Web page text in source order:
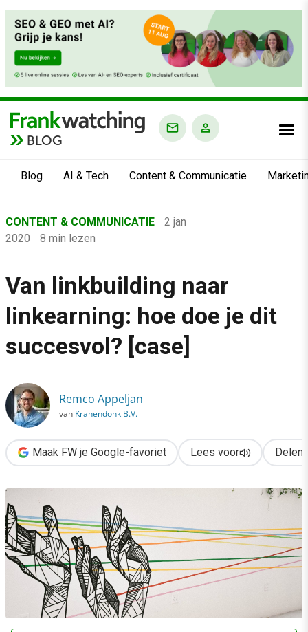
BLOG
Blog AI & Tech Content & Communicatie
›
Content & Communicatie
Van linkbuilding naar linkearning: hoe doe je dit succesvol?
CONTENT & COMMUNICATIE
2 jan
2020
8 min lezen
Van linkbuilding naar
linkearning: hoe doe je dit
succesvol? [case]
Remco Appeljan
van Kranendonk B.V.
Maak FW je Google-favoriet Lees voor Delen